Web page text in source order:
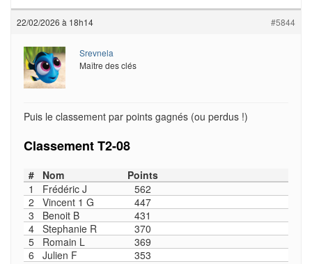
22/02/2026 à 18h14 #5844
Srevnela
Maître des clés
Puis le classement par points gagnés (ou perdus !)
Classement T2-08
# Nom
Points
1
Frédéric J
562
2
Vincent 1 G
447
3
Benoit B
431
4 Stephanie R
370
5
Romain L
369
6
Julien F
353